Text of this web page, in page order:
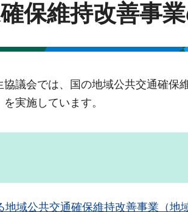
保維持改善事
議会では、国の地域公共交通確保
実施しています。
地域公共交通確保維持改善事業（地